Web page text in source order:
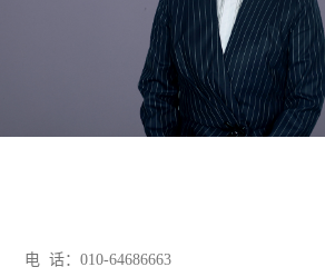
电 话：010-64686663